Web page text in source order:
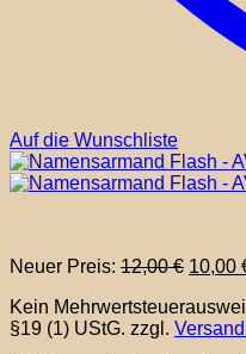
Auf die Wunschliste
Neuer Preis: 12,00€
war:
12,00
10,00
Kein
§19 (1) UStG. zzgl.